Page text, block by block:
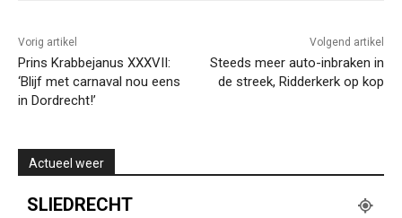
Vorig artikel
Prins Krabbejanus XXXVII:
‘Blijf met carnaval nou eens
in Dordrecht!’
Volgend artikel
Steeds meer auto-inbraken in
de streek, Ridderkerk op kop
Actueel weer
SLIEDRECHT